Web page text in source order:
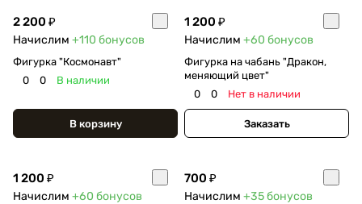
2 200 ₽
Начислим +110 бонусов
Фигурка "Космонавт"
0
0 В наличии
В корзину
1 200 ₽
Начислим +60 бонусов
Фигурка на чабань "Дракон,
меняющий цвет"
0
0 Нет в наличии
Заказать
1 200 ₽
Начислим +60 бонусов
700 ₽
Начислим +35бонусов